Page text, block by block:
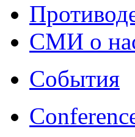
СМИ о
События